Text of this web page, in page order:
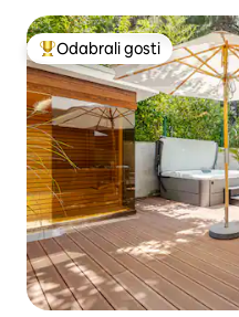
Među najviše rangiranima
Odabrali gosti